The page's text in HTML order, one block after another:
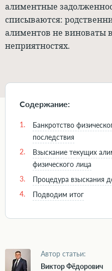
алиментные
списываются:
алиментов не виноваты
неприятностях.
Содержание:
1.
Банкротство
последствия
2.
Взыскание текущих
физического лица
3.
Процедура взыскания
4.
Подводим итог
Автор статьи:
Виктор Фёдорович